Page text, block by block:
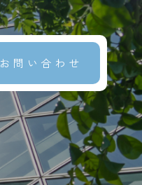
お問い合わせ